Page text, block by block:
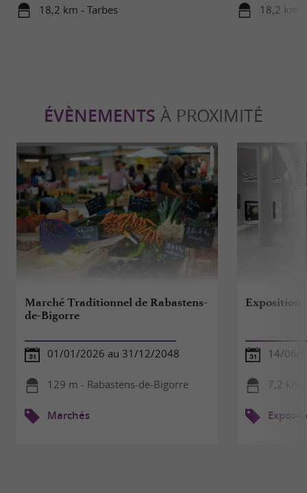
18,2 km - Tarbes 18,2 km -
ÉVÈNEMENTS À PROXIMITÉ
Marché Traditionnel de Rabastens-
de-Bigorre
01/01/2026 au 31/12/2048
129 m - Rabastens-de-Bigorre
Marchés
Exposition
14/06/
7,2 km